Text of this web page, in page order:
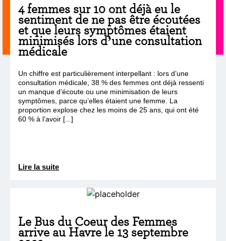
4 femmes sur 10 ont déjà eu le
sentiment de ne pas être écoutées
et que leurs symptômes étaient
minimisés lors d’une consultation
médicale
Un chiffre est particulièrement interpellant : lors d’une
consultation médicale, 38 % des femmes ont déjà ressenti
un manque d’écoute ou une minimisation de leurs
symptômes, parce qu’elles étaient une femme. La
proportion explose chez les moins de 25 ans, qui ont été
60 % à l’avoir [...]
Lire la suite
Le Bus du Coeur des Femmes
arrive au Havre le 13 septembre